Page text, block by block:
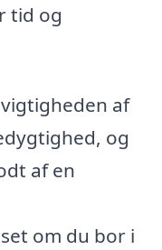
tid og
af
og
af en
om du bor i